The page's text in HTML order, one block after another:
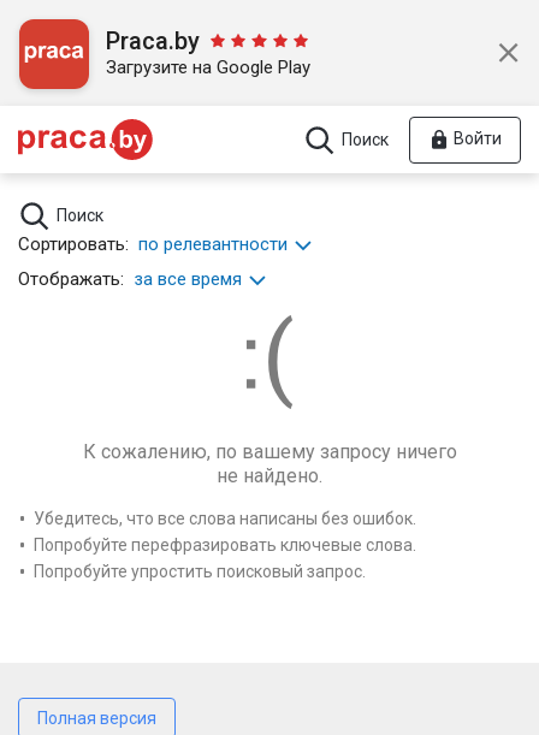
Praca.by
Загрузите на Google Play
Поиск Войти
Поиск
Сортировать: по релевантности
Отображать: за все время
К сожалению, по вашему запросу ничего
не найдено.
Убедитесь, что все слова написаны без ошибок.
Попробуйте перефразировать ключевые слова.
Попробуйте упростить поисковый запрос.
Полная версия